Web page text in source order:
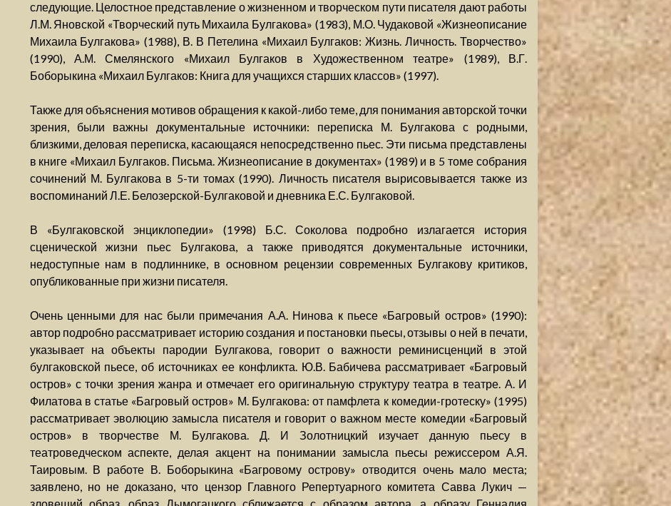
следующие. Целостное представление о жизненном и творческом пути писателя дают работы
Л.М. Яновской «Творческий путь Михаила Булгакова» (1983), М.О. Чудаковой «Жизнеописание
Михаила Булгакова» (1988), В. В Петелина «Михаил Булгаков: Жизнь. Личность. Творчество»
(1990), А.М. Смелянского «Михаил Булгаков в Художественном театре» (1989), В.Г.
Боборыкина «Михаил Булгаков: Книга для учащихся старших классов» (1997).
Также для объяснения мотивов обращения к какой-либо теме, для понимания авторской точки
зрения, были важны документальные источники: переписка М. Булгакова с родными,
близкими, деловая переписка, касающаяся непосредственно пьес. Эти письма представлены
в книге «Михаил Булгаков. Письма. Жизнеописание в документах» (1989) и в 5 томе собрания
сочинений М. Булгакова в 5-ти томах (1990). Личность писателя вырисовывается также из
воспоминаний Л.Е. Белозерской-Булгаковой и дневника Е.С. Булгаковой.
В «Булгаковской энциклопедии» (1998) Б.С. Соколова подробно излагается история
сценической жизни пьес Булгакова, а также приводятся документальные источники,
недоступные нам в подлиннике, в основном рецензии современных Булгакову критиков,
опубликованные при жизни писателя.
Очень ценными для нас были примечания А.А. Нинова к пьесе «Багровый остров» (1990):
автор подробно рассматривает историю создания и постановки пьесы, отзывы о ней в печати,
указывает на объекты пародии Булгакова, говорит о важности реминисценций в этой
булгаковской пьесе, об источниках ее конфликта. Ю.В. Бабичева рассматривает «Багровый
остров» с точки зрения жанра и отмечает его оригинальную структуру театра в театре. А. И
Филатова в статье «Багровый остров» М. Булгакова: от памфлета к комедии-гротеску» (1995)
рассматривает эволюцию замысла писателя и говорит о важном месте комедии «Багровый
остров» в творчестве М. Булгакова. Д. И Золотницкий изучает данную пьесу в
театроведческом аспекте, делая акцент на понимании замысла пьесы режиссером А.Я.
Таировым. В работе В. Боборыкина «Багровому острову» отводится очень мало места;
заявлено, но не доказано, что цензор Главного Репертуарного комитета Савва Лукич —